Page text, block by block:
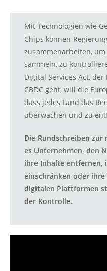
Mit Technologien wie
Chips können
zusammenarbeiten,
sammeln, zu
Digital Services Act,
CBDC geht, will die
dass jedes Land das
überwachen und zu
Die Rundschreiben
es Unternehmen, den
ihre Inhalte entfernen,
einschränken oder
digitalen Plattformen
der Kontrolle.